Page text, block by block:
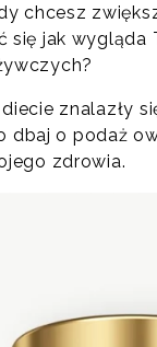
chcesz
się jak
znalazły
dbaj o podaż
zdrowia.